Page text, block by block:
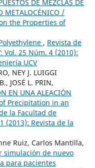
DE MEZCLAS DE
METALOCÉNICO /
the Properties of
, Revista de
Vol. 25 Núm. 4 (2010):
UCV
NEY J. LUIGGI
JOSÉ L. PRIN,
EN UNA ALEACIÓN
Precipitation in an
la Facultad de
(2013): Revista de la
Ruiz, Carlos Mantilla,
simulación de nuevo
para pacientes